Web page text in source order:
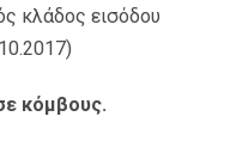
κλάδος εισόδου
κόμβους.